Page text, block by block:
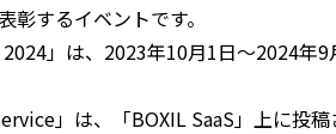
彰するイベントです。
」は、2023年10月1日～2024
」は、「BOXIL SaaS」上に投